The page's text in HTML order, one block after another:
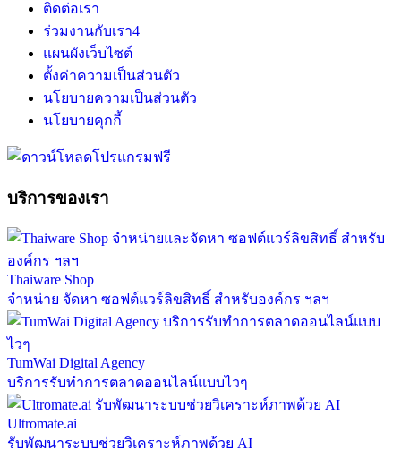
ติดต่อเรา
ร่วมงานกับเรา4
แผนผังเว็บไซต์
ตั้งค่าความเป็นส่วนตัว
นโยบายความเป็นส่วนตัว
นโยบายคุกกี้
บริการของเรา
Thaiware Shop
จำหน่าย จัดหา ซอฟต์แวร์ลิขสิทธิ์ สำหรับองค์กร ฯลฯ
TumWai Digital Agency
บริการรับทำการตลาดออนไลน์แบบไวๆ
Ultromate.ai
รับพัฒนาระบบช่วยวิเคราะห์ภาพด้วย AI